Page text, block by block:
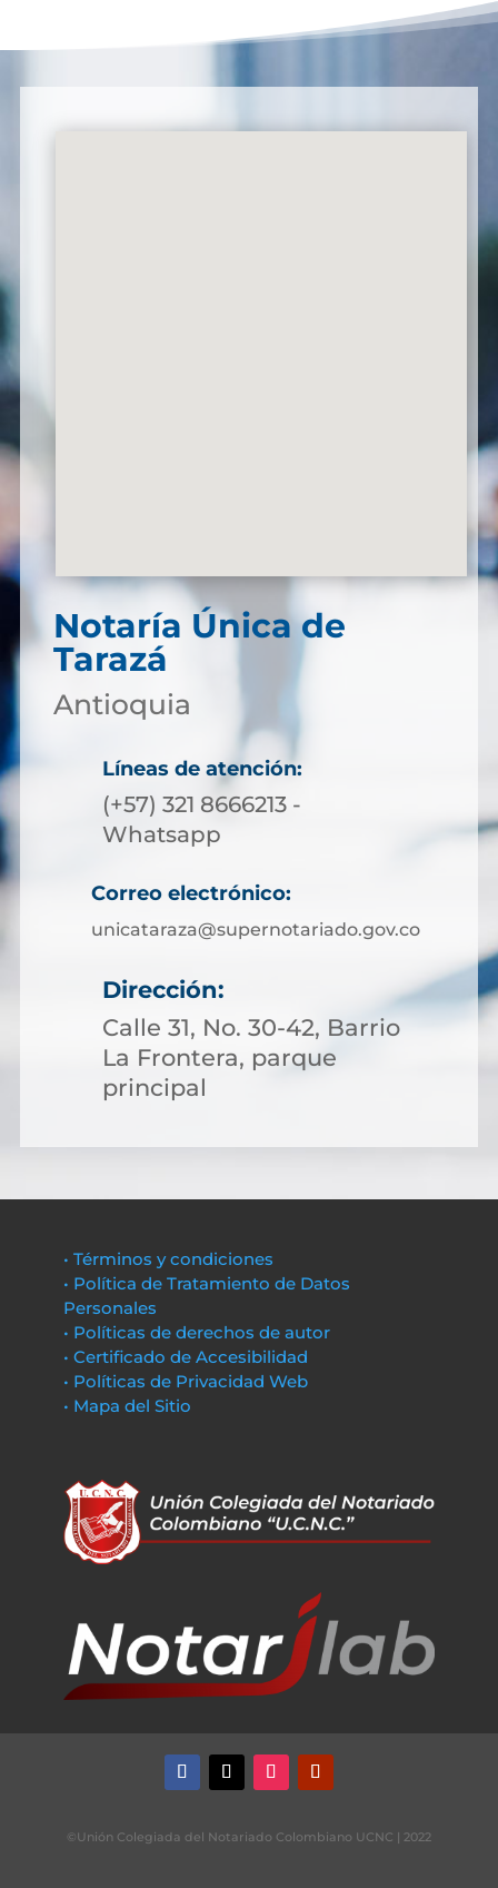
Notaría Única de
Tarazá
Antioquia
Líneas de atención:
(+57) 321 8666213 -
Whatsapp
Correo electrónico:
unicataraza@supernotariado.gov.co
Dirección:
Calle 31, No. 30-42, Barrio
La Frontera, parque
principal
• Términos y condiciones
• Política de Tratamiento de Datos
Personales
• Políticas de derechos de autor
• Certificado de Accesibilidad
• Políticas de Privacidad Web
• Mapa del Sitio
©Unión Colegiada del Notariado Colombiano UCNC | 2022